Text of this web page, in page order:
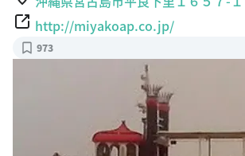
http://miyakoap.co.jp/
973